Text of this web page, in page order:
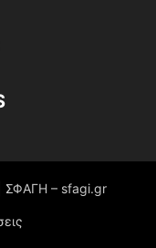
ΣΦΑΓΗ – sfagi.gr